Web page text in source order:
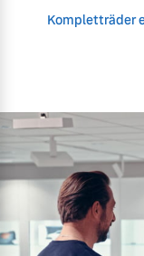
Kompletträder